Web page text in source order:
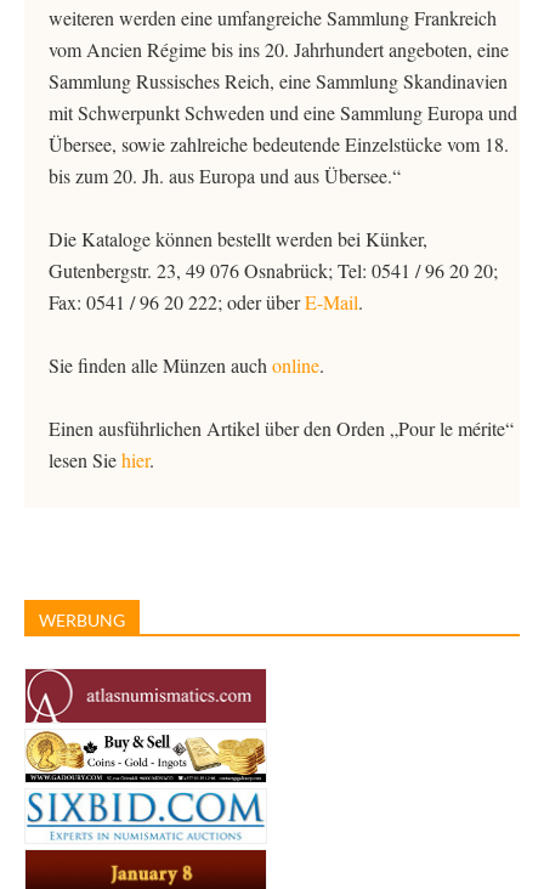
weiteren werden eine umfangreiche Sammlung Frankreich
vom Ancien Régime bis ins 20. Jahrhundert angeboten, eine
Sammlung Russisches Reich, eine Sammlung Skandinavien
mit Schwerpunkt Schweden und eine Sammlung Europa und
Übersee, sowie zahlreiche bedeutende Einzelstücke vom 18.
bis zum 20. Jh. aus Europa und aus Übersee.“
Die Kataloge können bestellt werden bei Künker,
Gutenbergstr. 23, 49 076 Osnabrück; Tel: 0541 / 96 20 20;
Fax: 0541 / 96 20 222; oder überE-Mail.
Sie finden alle Münzen auch online.
Einen ausführlichen Artikel über den Orden „Pour le mérite“
lesen Siehier.
WERBUNG